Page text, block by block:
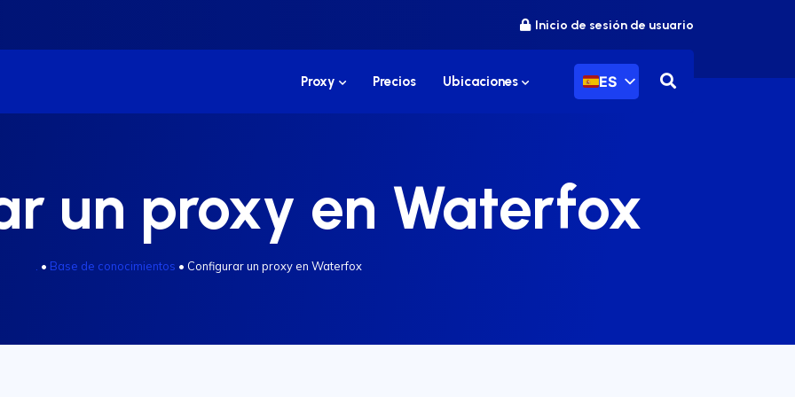
Inicio de sesión de usuario
Proxy Precios Ubicaciones ES
un proxy en Waterfox
• Base de conocimientos • Configurar un proxy en Waterfox